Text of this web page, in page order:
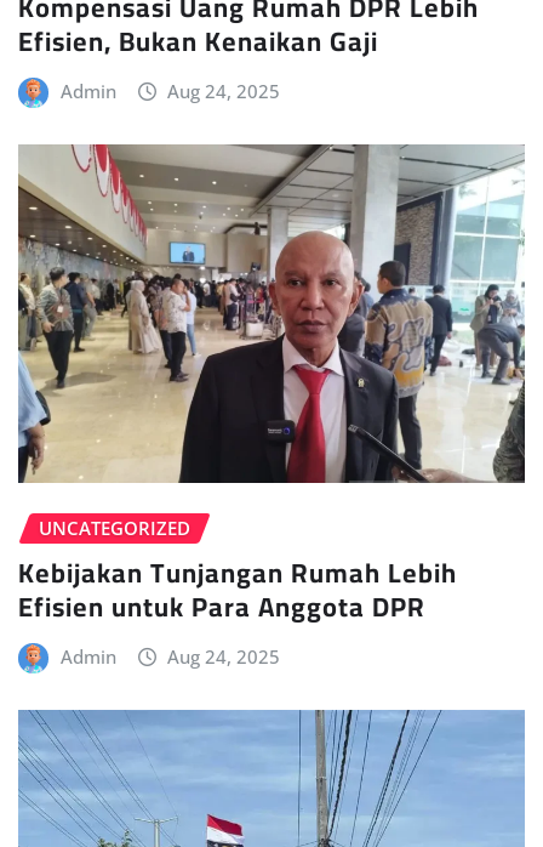
Efisien, Bukan Kenaikan Gaji
Admin Aug 24, 2025
UNCATEGORIZED
Kebijakan Tunjangan Rumah Lebih
Efisien untuk Para Anggota DPR
Admin Aug 24, 2025